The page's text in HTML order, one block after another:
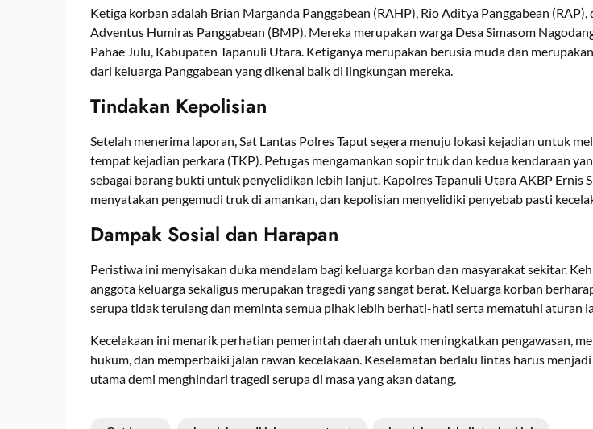
Ketiga korban adalah Brian Marganda Panggabean (RAHP), Rio Aditya Panggabean (RAP),
Adventus Humiras Panggabean (BMP). Mereka merupakan warga Desa Simasom
Pahae Julu, Kabupaten Tapanuli Utara. Ketiganya merupakan berusia muda dan
dari keluarga Panggabean yang dikenal baik di lingkungan mereka.
Tindakan Kepolisian
Setelah menerima laporan, Sat Lantas Polres Taput segera menuju lokasi kejadian untuk
tempat kejadian perkara (TKP). Petugas mengamankan sopir truk dan kedua kendaraan
sebagai barang bukti untuk penyelidikan lebih lanjut. Kapolres Tapanuli Utara AKBP Ernis
menyatakan pengemudi truk di amankan, dan kepolisian menyelidiki penyebab pasti
Dampak Sosial dan Harapan
Peristiwa ini menyisakan duka mendalam bagi keluarga korban dan masyarakat sekitar.
anggota keluarga sekaligus merupakan tragedi yang sangat berat. Keluarga korban
serupa tidak terulang dan meminta semua pihak lebih berhati-hati serta mematuhi aturan
Kecelakaan ini menarik perhatian pemerintah daerah untuk meningkatkan pengawasan,
hukum, dan memperbaiki jalan rawan kecelakaan. Keselamatan berlalu lintas harus
utama demi menghindari tragedi serupa di masa yang akan datang.